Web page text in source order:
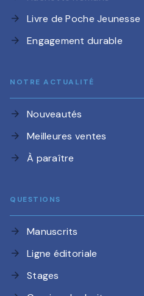
arrow_forward Livre de Poche Jeunesse
arrow_forward Engagement durable
NOTRE ACTUALITÉ
arrow_forward Nouveautés
arrow_forward Meilleures ventes
arrow_forward À paraître
QUESTIONS
arrow_forward Manuscrits
arrow_forward Ligne éditoriale
arrow_forward Stages